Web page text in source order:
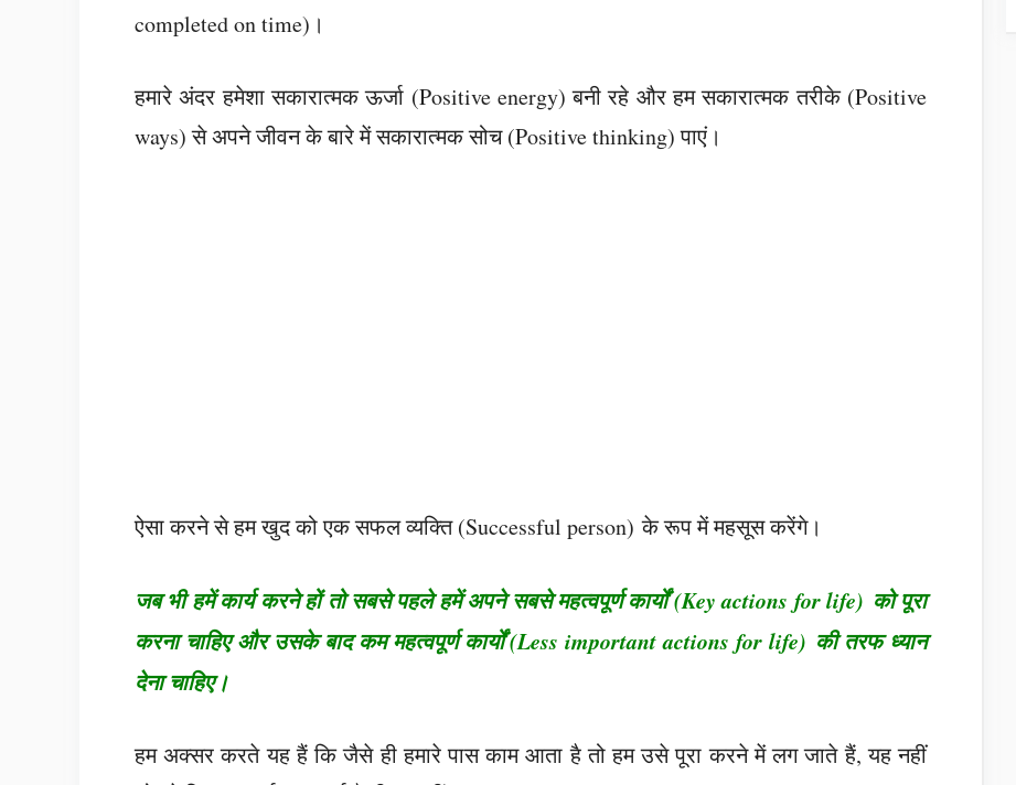
completed on time)।
हमारे अंदर हमेशा सकारात्मक ऊर्जा (Positive energy) बनी रहे और हम सकारात्मक तरीके (Positive
ways) से अपने जीवन के बारे में सकारात्मक सोच (Positive thinking) पाएं।
ऐसा करने से हम खुद को एक सफल व्यक्ति (Successful person) के रूप में महसूस करेंगे।
जब भी हमें कार्य करने हों तो सबसे पहले हमें अपने सबसे महत्वपूर्ण कार्यों (Key actions for life) को पूरा
करना चाहिए और उसके बाद कम महत्वपूर्ण कार्यों (Less important actions for life) की तरफ ध्यान
देना चाहिए।
हम अक्सर करते यह हैं कि जैसे ही हमारे पास काम आता है तो हम उसे पूरा करने में लग जाते हैं, यह नहीं